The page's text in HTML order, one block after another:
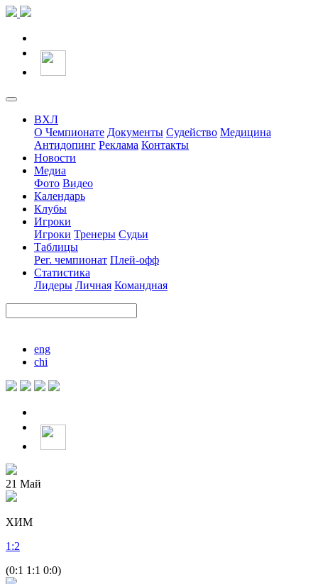
ВХЛ
О Чемпионате Документы Судейство Медицина
Антидопинг Реклама Контакты
Новости
Медиа
Фото Видео
Календарь
Клубы
Игроки
Игроки Тренеры Судьи
Таблицы
Рег. чемпионат Плей-офф
Статистика
Лидеры Личная Командная
eng
chi
21 Май
ХИМ
1 :2
(0:1 1:1 0:0)